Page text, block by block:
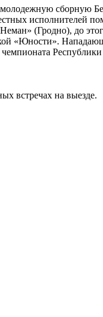
сборную
исполнителей
(Гродно), до
«Юности».
Республики
встречах на выезде.